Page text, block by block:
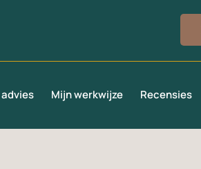
Mijn werkwijze Recensies